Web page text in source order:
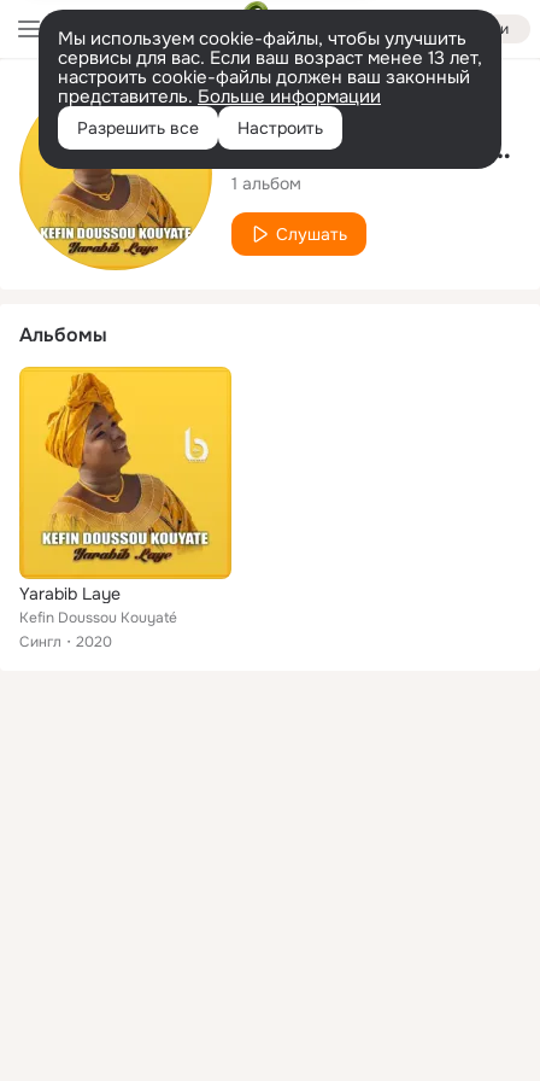
Войти
Мы используем cookie-файлы, чтобы улучшить
сервисы для вас. Если ваш возраст менее 13 лет,
настроить cookie-файлы должен ваш законный
представитель. Больше информации
Разрешить все Настроить
Исполнитель
Kefin Doussou Kouyaté
1 альбом
Слушать
Альбомы
Yarabib Laye
Kefin Doussou Kouyaté
Сингл
2020